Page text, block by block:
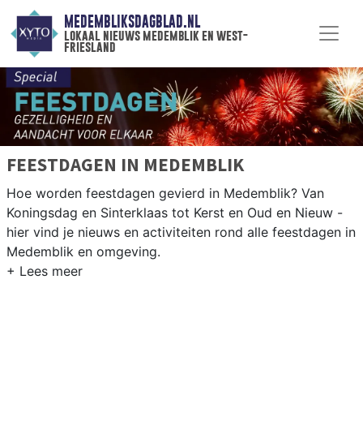
MEDEMBLIKSDAGBLAD.NL
lokaal nieuws medemblik en west-
friesland
FEESTDAGEN IN MEDEMBLIK
Hoe worden feestdagen gevierd in Medemblik? Van
Koningsdag en Sinterklaas tot Kerst en Oud en Nieuw -
hier vind je nieuws en activiteiten rond alle feestdagen in
Medemblik en omgeving.